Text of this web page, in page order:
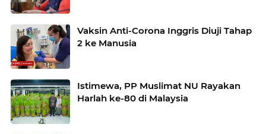
Vaksin Anti-Corona Inggris Diuji Tahap
2 ke Manusia
Istimewa, PP Muslimat NU Rayakan
Harlah ke-80 di Malaysia